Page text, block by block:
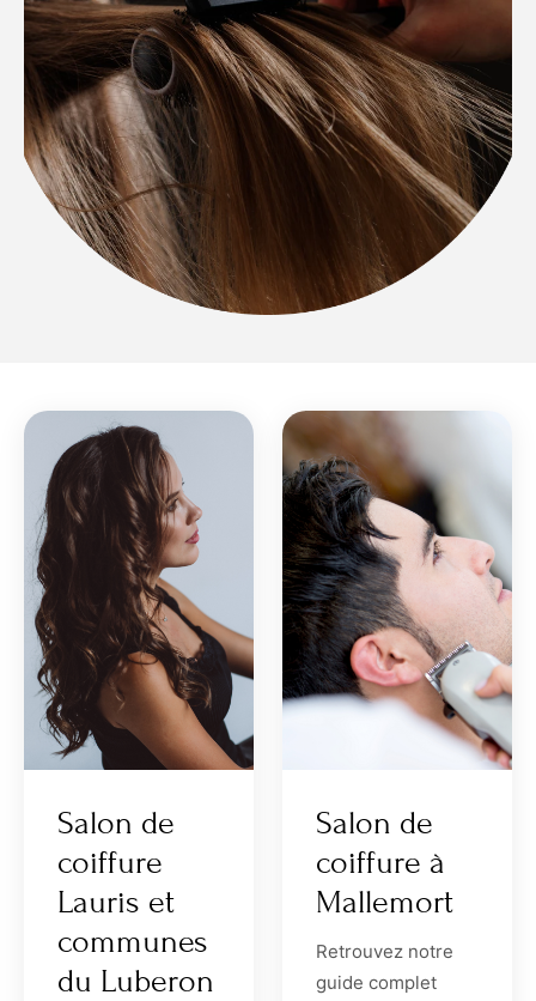
Salon de
coiffure
Lauris et
communes
du Luberon
Salon de
coiffure à
Mallemort
Retrouvez notre
guide complet